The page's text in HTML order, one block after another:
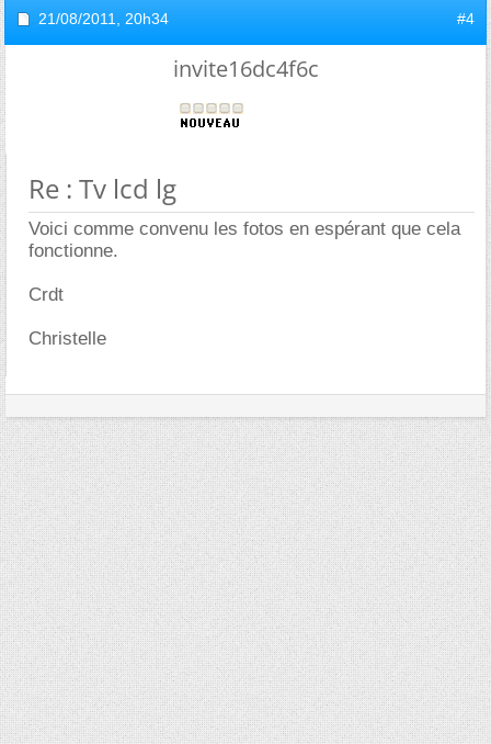
21/08/2011, 20h34 #4
invite16dc4f6c
Re : Tv lcd lg
Voici comme convenu les fotos en espérant que cela
fonctionne.
Crdt
Christelle